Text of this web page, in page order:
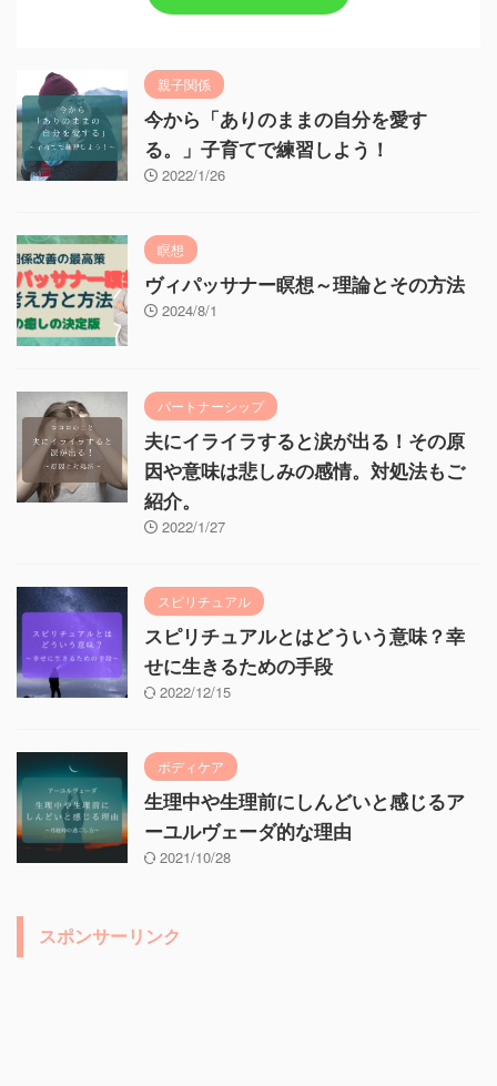
親子関係
今から「ありのままの自分を愛す
る。」子育てで練習しよう！
2022/1/26
瞑想
ヴィパッサナー瞑想～理論とその方法
2024/8/1
パートナーシップ
夫にイライラすると涙が出る！その原
因や意味は悲しみの感情。対処法もご
紹介。
2022/1/27
スピリチュアル
スピリチュアルとはどういう意味？幸
せに生きるための手段
2022/12/15
ボディケア
生理中や生理前にしんどいと感じるア
ーユルヴェーダ的な理由
2021/10/28
スポンサーリンク